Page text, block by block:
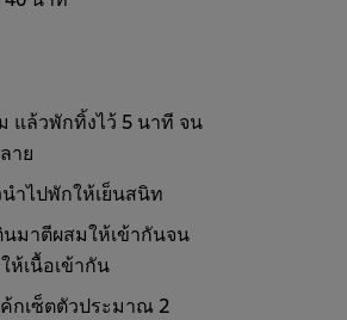
แล้วพักทิ้งไว้ 5 นาที จน
าย
ำไปพักให้เย็นสนิท
มาตีผสมให้เข้ากันจน
ห้เนื้อเข้ากัน
กเซ็ตตัวประมาณ 2